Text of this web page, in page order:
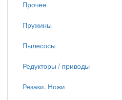
Прочее
Пружины
Пылесосы
Редукторы / приводы
Резаки, Ножи